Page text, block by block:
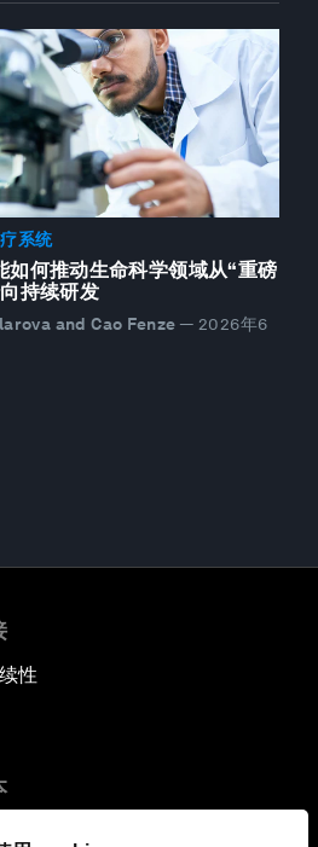
系统
如何推动生命科学领域从“重磅
持续研发
and Cao Fenze — 2026年6
性